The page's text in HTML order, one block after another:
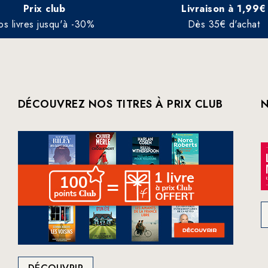
Prix club
livres jusqu'à -30%
Livraison à 1,99€
Dès 35€ d'achat
DÉCOUVREZ NOS TITRES À PRIX CLUB